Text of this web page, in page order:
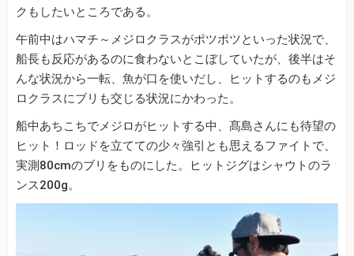
クもしたいところである。
午前中はハマチ～メジロクラスがポツポツといった状況で、
船長も反応があるのに食わないとこぼしていたが、後半はそ
んな状況から一転、魚が口を使いだし、ヒットするのもメジ
ロクラスにブリも交じる状況にかわった。
船中あちこちでメジロがヒットする中、髙島さんにも待望の
ヒット！ロッドを立てての少々強引とも思えるファイトで、
実測80cmのブリをものにした。ヒットジグはシャウトのラ
ンス200g。